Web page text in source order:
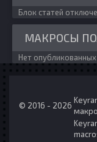
Блок статей
МАКРОСЫ
Нет
© 2016 - 2026